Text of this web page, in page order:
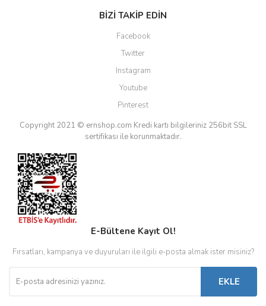
BİZİ TAKİP EDİN
Facebook
Twitter
Instagram
Youtube
Pinterest
Copyright 2021 © ernshop.com Kredi kartı bilgileriniz 256bit SSL
sertifikası ile korunmaktadır.
E-Bültene Kayıt Ol!
Fırsatları, kampanya ve duyuruları ile ilgili e-posta almak ister misiniz?
EKLE